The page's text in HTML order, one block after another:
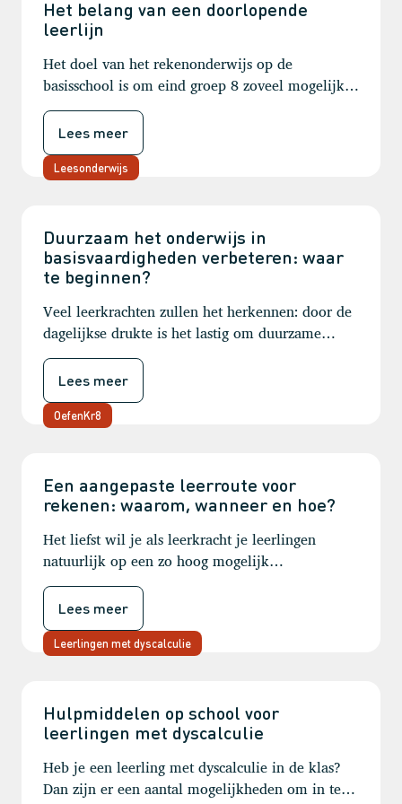
Het belang van een doorlopende
leerlijn
Het doel van het rekenonderwijs op de
basisschool is om eind groep 8 zoveel mogelijk
leerlingen op 1S-niveau te hebben. Dat is niet
alleen de verantwoordelijkheid van de leerkracht
van groep 8. Het hele schoolteam (vanaf groep 1)
is hier verantwoordelijk voor, want rekenkennis
schoolgroep kunnen er hiaten vallen in de kennis
van leerlingen, waardoor de stof in de volgende
groep niet goed opgepakt wordt. Een
doorlopende leerlijn bij rekenen is daarom
cruciaal (Ros et al., 2022).
Lees meer
Leesonderwijs
Duurzaam het onderwijs in
basisvaardigheden verbeteren: waar
te beginnen?
Veel leerkrachten zullen het herkennen: door de
dagelijkse drukte is het lastig om duurzame
verbeteringen in je onderwijs aan te brengen én
met collega’s breed in de school te borgen. De
wil is er, maar waar te starten? Florianne
Wisman, senior onderwijsexpert bij RID, neemt
Lees meer
OefenKr8
Een aangepaste leerroute voor
rekenen: waarom, wanneer en hoe?
Het liefst wil je als leerkracht je leerlingen
natuurlijk op een zo hoog mogelijk
(reken)niveau laten uitstromen aan het einde van
de basisschool. Het streven is dat zoveel mogelijk
leerlingen het 1S-niveau halen en als dat niet
lukt in elk geval 1F. Maar wat als al tijdens de
behalen? Wat als een leerling de stof tijdens de
les, zelfs met extra hulp, echt niet bij kan
Lees meer
Leerlingen met dyscalculie
Hulpmiddelen op school voor
leerlingen met dyscalculie
Heb je een leerling met dyscalculie in de klas?
Dan zijn er een aantal mogelijkheden om in te